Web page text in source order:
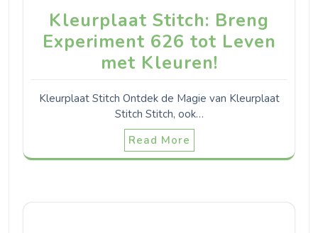
Kleurplaat Stitch: Breng
Experiment 626 tot Leven
met Kleuren!
Kleurplaat Stitch Ontdek de Magie van Kleurplaat
Stitch Stitch, ook…
Read More